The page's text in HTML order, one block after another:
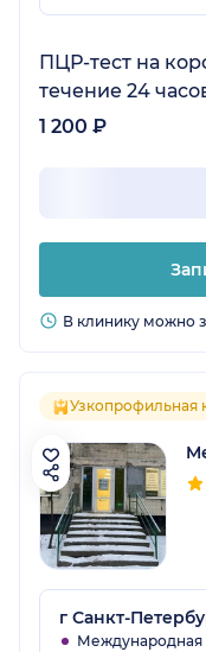
ПЦР-тест на
течение 24
1 200 ₽
В клинику можно
Узкопрофильная
г Санкт-
Международная